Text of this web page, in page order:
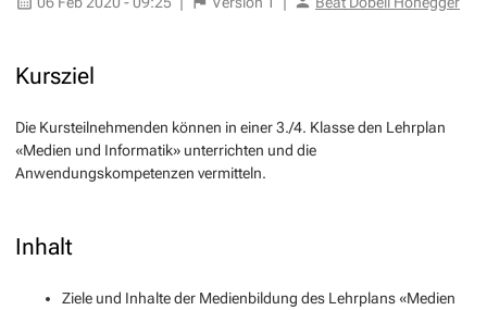
Kursziel
Die Kursteilnehmenden können in einer 3./4. Klasse den Lehrplan
«Medien und Informatik» unterrichten und die
Anwendungskompetenzen vermitteln.
Inhalt
Ziele und Inhalte der Medienbildung des Lehrplans «Medien